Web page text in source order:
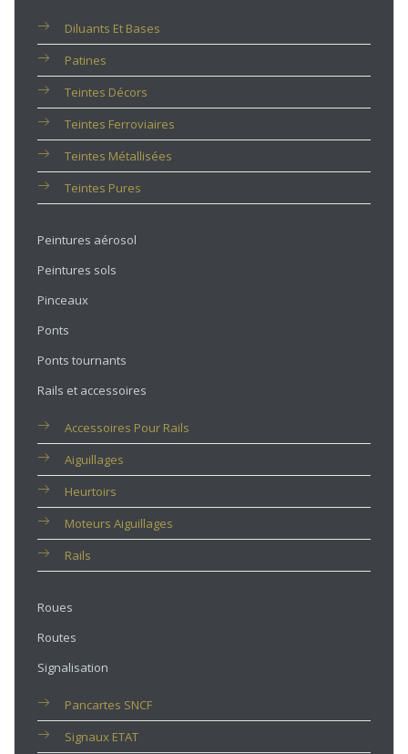
Diluants Et Bases
Patines
Teintes Décors
Teintes Ferroviaires
Teintes Métallisées
Teintes Pures
Peintures aérosol
Peintures sols
Pinceaux
Ponts
Ponts tournants
Rails et accessoires
Accessoires Pour Rails
Aiguillages
Heurtoirs
Moteurs Aiguillages
Rails
Roues
Routes
Signalisation
Pancartes SNCF
Signaux ETAT